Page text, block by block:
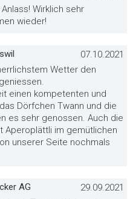
Wirklich sehr
wieder!
07.10.2021
Wetter den
einen kompetenten und
Dörfchen Twann und die
es sehr genossen. Auch die
Aperoplättli im gemütlichen
unserer Seite nochmals
AG
29.09.2021